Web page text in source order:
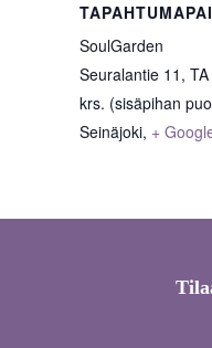
SoulGarden
Seuralantie 11,
krs. (sisäpihan
Seinäjoki, +